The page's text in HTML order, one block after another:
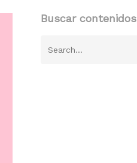
Buscar contenidos